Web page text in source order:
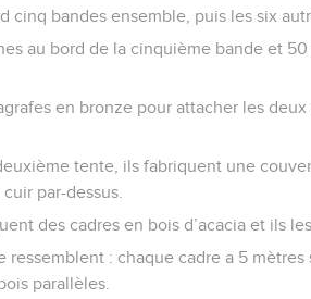
cinq bandes ensemble, puis les six
au bord de la cinquième bande et
en bronze pour attacher les
tente, ils fabriquent une
par-dessus.
des cadres en bois d’acacia et ils
ressemblent : chaque cadre a 5
parallèles.